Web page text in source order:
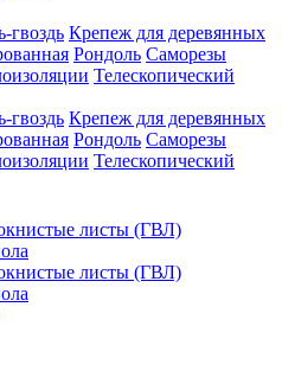
гвоздь Крепеж для деревянных
Рондоль Саморезы
Телескопический
гвоздь Крепеж для деревянных
Рондоль Саморезы
Телескопический
листы (ГВЛ)
листы (ГВЛ)